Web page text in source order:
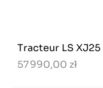
Tracteur LS XJ25
57 990,00 zł